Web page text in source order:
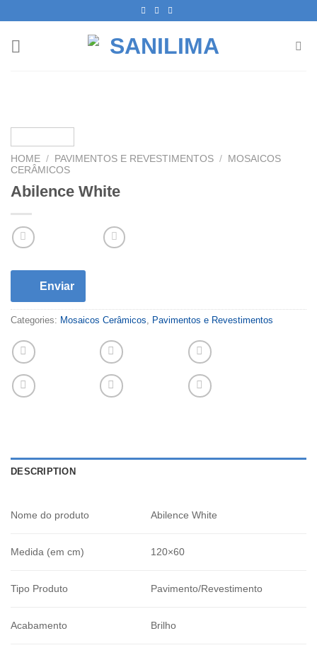
content
HOME / PAVIMENTOS E REVESTIMENTOS /
MOSAICOS
CERÂMICOS
Abilence White
Enviar
Categories: Mosaicos Cerâmicos, Pavimentos e Revestimentos
DESCRIPTION
Nome do produto Abilence White
Medida (em cm) 120×60
Tipo Produto Pavimento/Revestimento
Acabamento Brilho